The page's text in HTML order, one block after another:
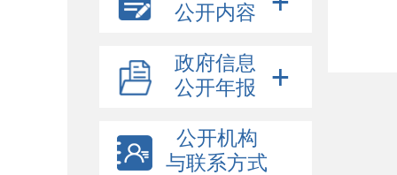
公开内容
政府信息
公开年报
公开机构
与联系方式